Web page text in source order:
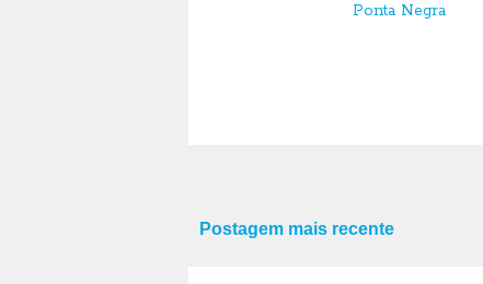
Ponta Negra
Postagem mais recente